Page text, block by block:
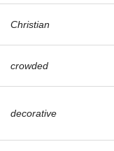
Christian
crowded
decorative